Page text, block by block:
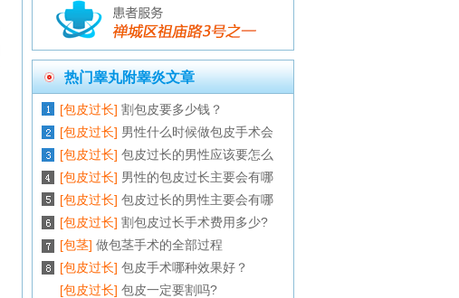
热门睾丸附睾炎文章
[包皮过长] 割包皮要多少钱？
[包皮过长] 男性什么时候做包皮手术会
[包皮过长] 包皮过长的男性应该要怎么
[包皮过长] 男性的包皮过长主要会有哪
[包皮过长] 包皮过长的男性主要会有哪
[包皮过长] 割包皮过长手术费用多少?
[包茎] 做包茎手术的全部过程
[包皮过长] 包皮手术哪种效果好？
[包皮过长] 包皮一定要割吗?